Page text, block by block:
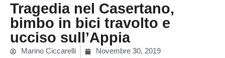
Tragedia nel Casertano,
bimbo in bici travolto e
ucciso sull’Appia
Marino Ciccarelli Novembre 30, 2019